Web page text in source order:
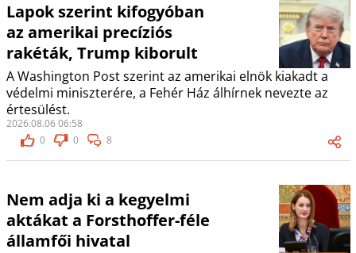
Lapok szerint kifogyóban
az amerikai precíziós
rakéták, Trump kiborult
A Washington Post szerint az amerikai elnök kiakadt a
védelmi miniszterére, a Fehér Ház álhírnek nevezte az
értesülést.
2026.08.06 06:58
0
0 8
Nem adja ki a kegyelmi
aktákat a Forsthoffer-féle
államfői hivatal